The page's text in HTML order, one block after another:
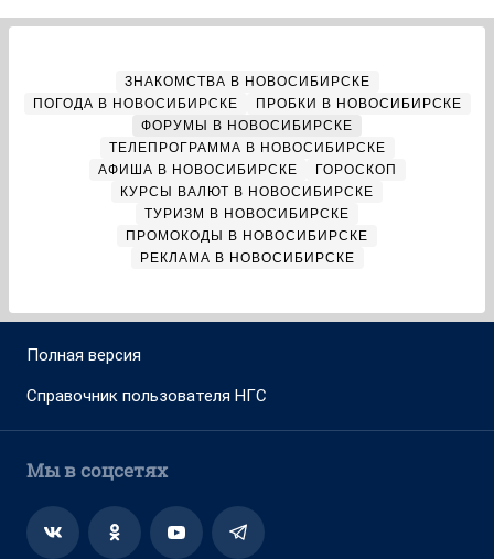
ЗНАКОМСТВА В НОВОСИБИРСКЕ
ПОГОДА В НОВОСИБИРСКЕ
ПРОБКИ В НОВОСИБИРСКЕ
ФОРУМЫ В НОВОСИБИРСКЕ
ТЕЛЕПРОГРАММА В НОВОСИБИРСКЕ
АФИША В НОВОСИБИРСКЕ
ГОРОСКОП
КУРСЫ ВАЛЮТ В НОВОСИБИРСКЕ
ТУРИЗМ В НОВОСИБИРСКЕ
ПРОМОКОДЫ В НОВОСИБИРСКЕ
РЕКЛАМА В НОВОСИБИРСКЕ
Полная версия
Справочник пользователя НГС
Мы в соцсетях